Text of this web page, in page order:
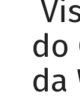
do
da